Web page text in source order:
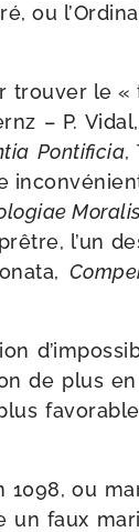
ou
trou­ver
– P.
Pontificia,
Moralis
l’un
de plus
1098, ou
un faux